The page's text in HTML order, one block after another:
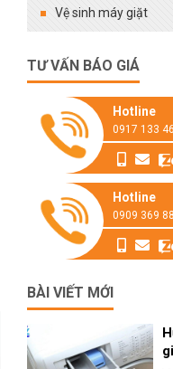
Vệ sinh máy giặt
TƯ VẤN BÁO GIÁ
Hotline
0917 133
Hotline
0909 369
BÀI VIẾT MỚI